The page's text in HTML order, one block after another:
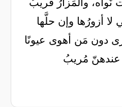
لا أزورُها ‏وإن حلَّها
دون مَن أهوى عيونًا
عندهنّ مُريبُ